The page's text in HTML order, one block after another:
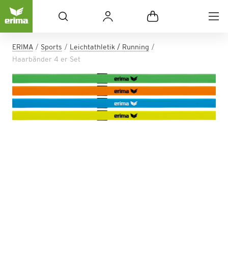
ERIMA Sports
Leichtathletik / Running
Haarbänder 4 er Set